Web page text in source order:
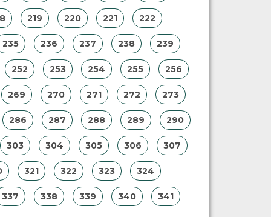
219 220 221 222
235 236 237 238 239
252 253 254 255 256
269 270 271 272 273
286 287 288 289 290
303 304 305 306 307
321 322 323 324
337 338 339 340 341